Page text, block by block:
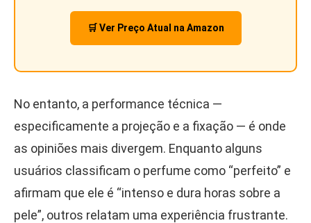
🛒 Ver Preço Atual na Amazon
No entanto, a performance técnica —
especificamente a projeção e a fixação — é onde
as opiniões mais divergem. Enquanto alguns
usuários classificam o perfume como “perfeito” e
afirmam que ele é “intenso e dura horas sobre a
pele”, outros relatam uma experiência frustrante.